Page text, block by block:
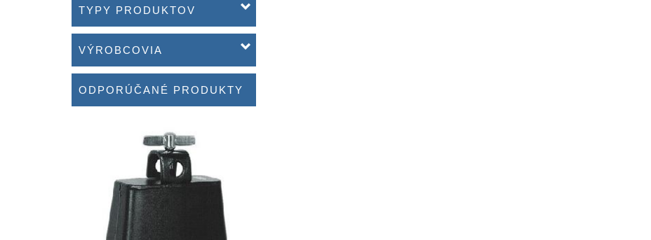
TYPY PRODUKTOV
VÝROBCOVIA
ODPORÚČANÉ PRODUKTY